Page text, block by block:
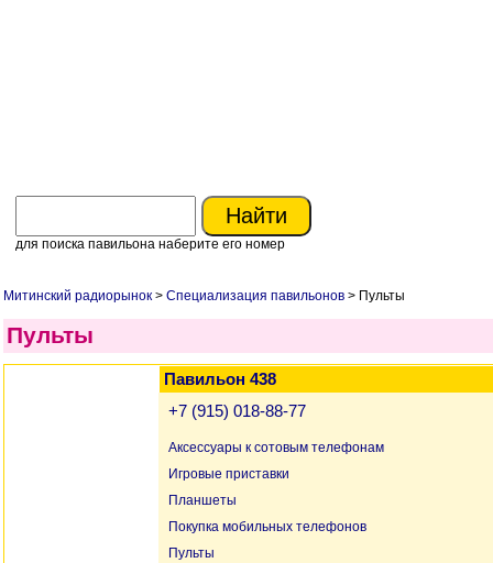
для поиска павильона наберите его номер
Митинский радиорынок > Специализация павильонов > Пульты
Пульты
Павильон 438
+7 (915) 018-88-77
Аксессуары к сотовым телефонам
Игровые приставки
Планшеты
Покупка мобильных телефонов
Пульты